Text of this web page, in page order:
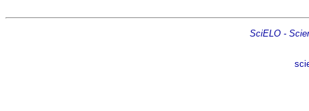
SciELO -